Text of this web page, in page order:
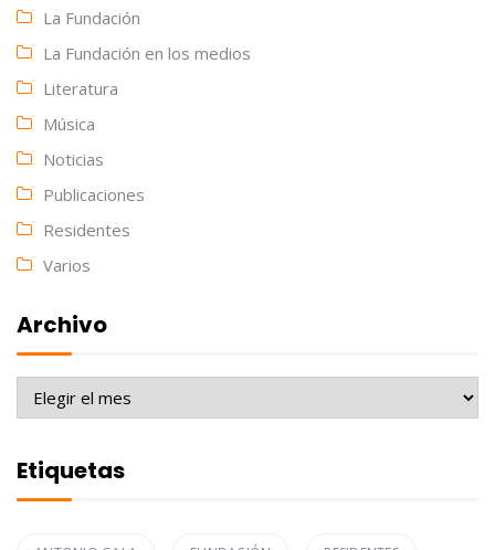
La Fundación
La Fundación en los medios
Literatura
Música
Noticias
Publicaciones
Residentes
Varios
Archivo
Archivo
Etiquetas